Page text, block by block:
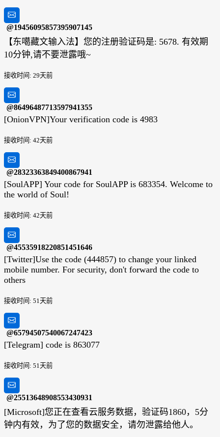
@19456095857395907145
【东噶藏文输入法】您的注册验证码是: 5678. 有效期
10分钟,请不要泄露哦~
接收时间: 29天前
@86496487713597941355
[OnionVPN]Your verification code is 4983
接收时间: 42天前
@28323363849400867941
[SoulAPP] Your code for SoulAPP is 683354. Welcome to
the world of Soul!
接收时间: 42天前
@45535918220851451646
[Twitter]Use the code (444857) to change your linked
mobile number. For security, don't forward the code to
others
接收时间: 51天前
@65794507540067247423
[Telegram] code is 863077
接收时间: 51天前
@25513648908553430931
[Microsoft]您正在查看云服务数据，验证码1860，5分
钟内有效，为了您的数据安全，请勿泄露给他人。